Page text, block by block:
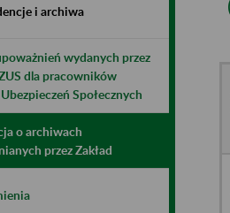
i archiwa
wydanych przez
dla pracowników
Społecznych
o archiwach
przez Zakład